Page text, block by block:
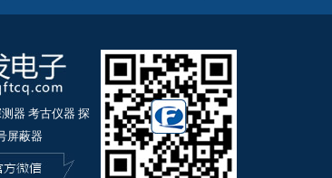
器 考古仪器 探
屏蔽器